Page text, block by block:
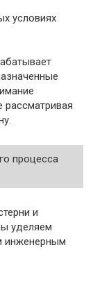
условиях
рассматривая
процесса
и
уделяем
инженерным